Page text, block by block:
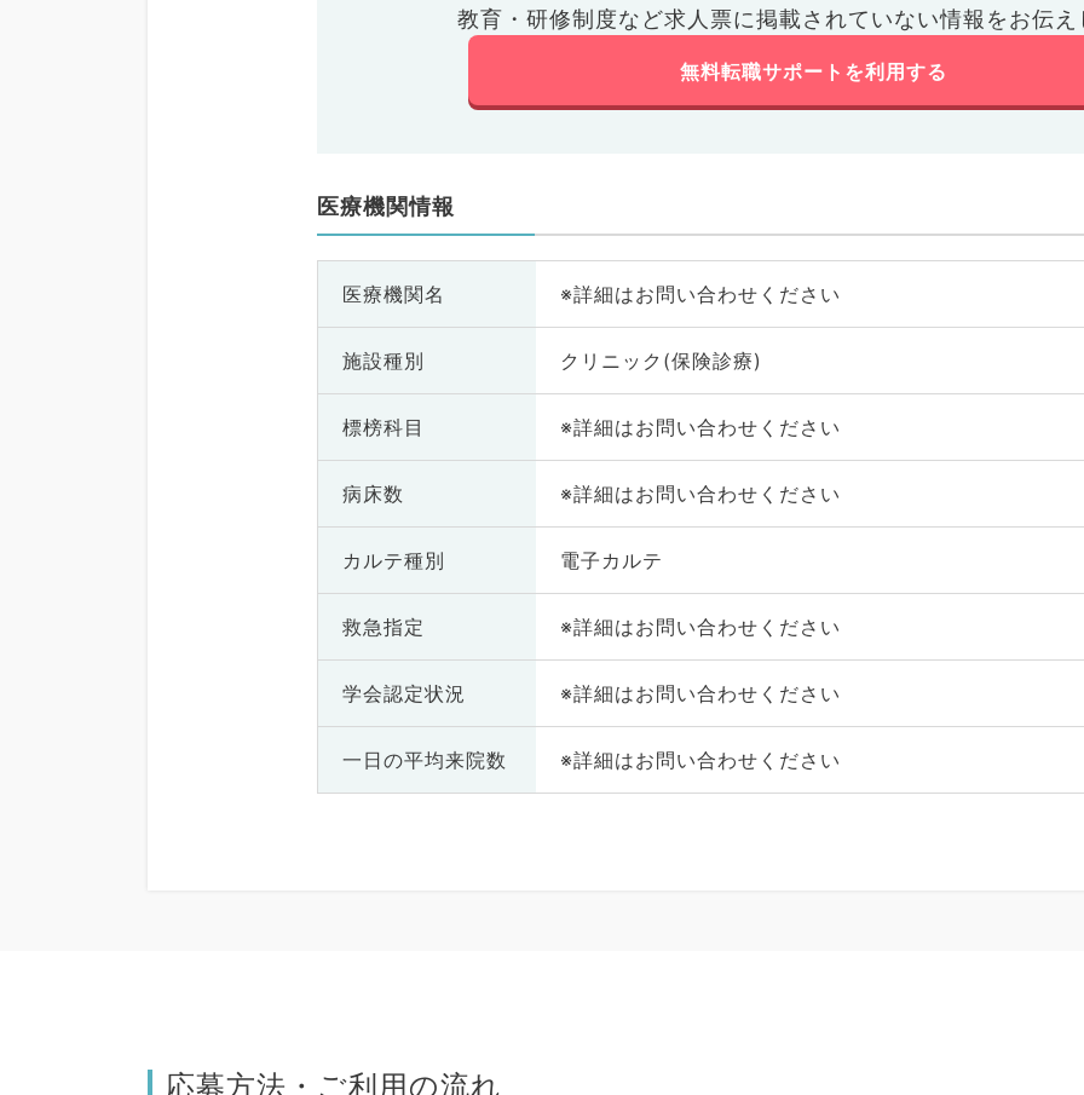
教育・研修制度など求人票に掲載されていない情報をお伝え
無料転職サポートを利用する
医療機関情報
医療機関名 ※詳細はお問い合わせください
施設種別 クリニック(保険診療)
標榜科目 ※詳細はお問い合わせください
病床数 ※詳細はお問い合わせください
カルテ種別 電子カルテ
救急指定 ※詳細はお問い合わせください
学会認定状況 ※詳細はお問い合わせください
一日の平均来院数 ※詳細はお問い合わせください
応募方法・ご利用の流れ